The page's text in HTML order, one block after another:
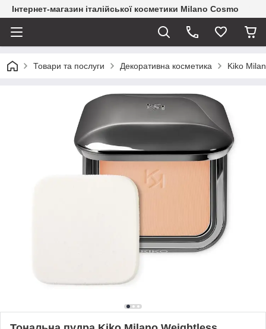
Інтернет-магазин італійської косметики Milano Cosmo
Товари та послуги Декоративна косметика Kiko